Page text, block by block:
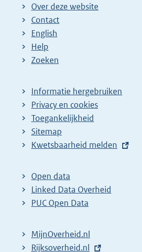
Over deze website
Contact
English
Help
Zoeken
Informatie hergebruiken
Privacy en cookies
Toegankelijkheid
Sitemap
E
t
e
r
l
Kwetsbaarheid melden
Open data
Linked Data Overheid
PUC Open Data
MijnOverheid.nl
E
Rijksoverheid.nl